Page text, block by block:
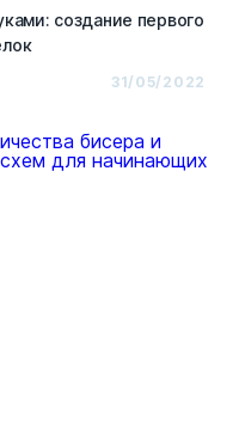
создание первого
31/05/2022